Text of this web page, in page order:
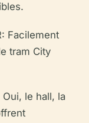
Facilement
tram City
Oui, le hall, la